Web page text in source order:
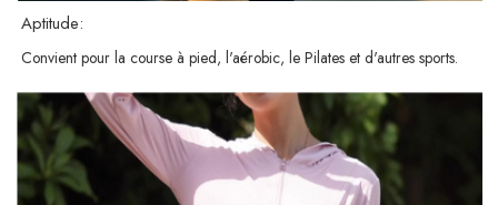
Aptitude:
Convient pour la course à pied, l'aérobic, le Pilates et d'autres sports.